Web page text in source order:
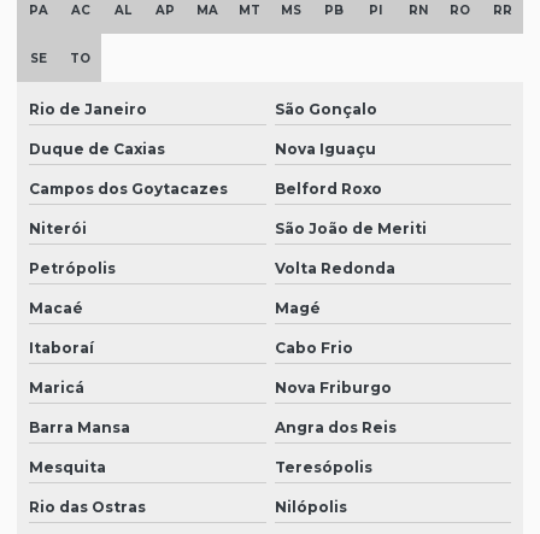
PA AC AL AP MA MT MS PB PI RN RO RR
SE TO
Rio de Janeiro São Gonçalo
Duque de Caxias Nova Iguaçu
Campos dos Goytacazes Belford Roxo
Niterói São João de Meriti
Petrópolis Volta Redonda
Macaé Magé
Itaboraí Cabo Frio
Maricá Nova Friburgo
Barra Mansa Angra dos Reis
Mesquita Teresópolis
Rio das Ostras Nilópolis